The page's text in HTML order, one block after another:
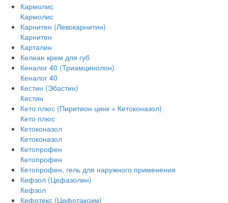
Кармолис
Кармолис
Карнитен (Левокарнитин)
Карнитен
Карталин
Келиан крем для губ
Кеналог 40 (Триамцинолон)
Кеналог 40
Кестин (Эбастин)
Кестин
Кето плюс (Пиритион цинк + Кетоконазол)
Кето плюс
Кетоконазол
Кетоконазол
Кетопрофен
Кетопрофен
Кетопрофен, гель для наружного применения
Кефзол (Цефазолин)
Кефзол
Кефотекс (Цефотаксим)